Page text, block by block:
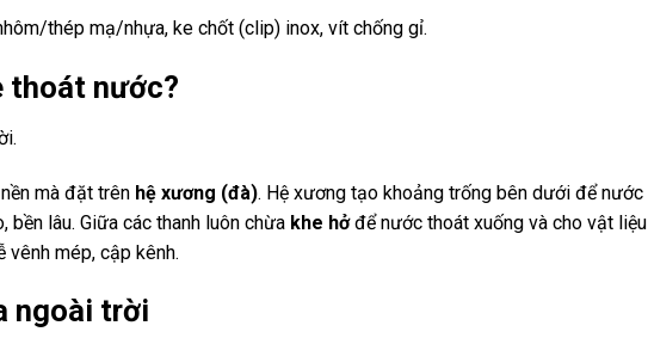
thép mạ/nhựa, ke chốt (clip) inox, vít chống gỉ.
thoát nước?
mà đặt trên hệ xương (đà). Hệ xương tạo khoảng trống bên dưới để nước
lâu. Giữa các thanh luôn chừa khe hởđể nước thoát xuống và cho vật liệu
vênh mép, cập kênh.
ngoài trời